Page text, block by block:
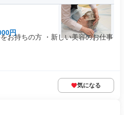
円
お持ちの方 ・新しい美容のお仕事
気になる